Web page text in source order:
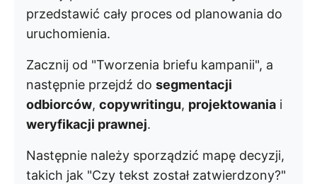
przedstawić cały proces od planowania do
uruchomienia.
Zacznij od "Tworzenia briefu kampanii", a
następnie przejdź do segmentacji
odbiorców, copywritingu, projektowania i
weryfikacji prawnej.
Następnie należy sporządzić mapę decyzji,
takich jak "Czy tekst został zatwierdzony?"